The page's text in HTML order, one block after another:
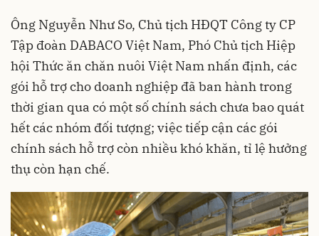
Ông Nguyễn Như So, Chủ tịch HĐQT Công ty CP
Tập đoàn DABACO Việt Nam, Phó Chủ tịch Hiệp
hội Thức ăn chăn nuôi Việt Nam nhấn định, các
gói hỗ trợcho doanh nghiệp đã ban hành trong
thời gian qua có một số chính sách chưa bao quát
hết các nhóm đối tượng; việc tiếp cận các gói
chính sách hỗ trợ còn nhiều khó khăn, tỉ lệ hưởng
thụ còn hạn chế.